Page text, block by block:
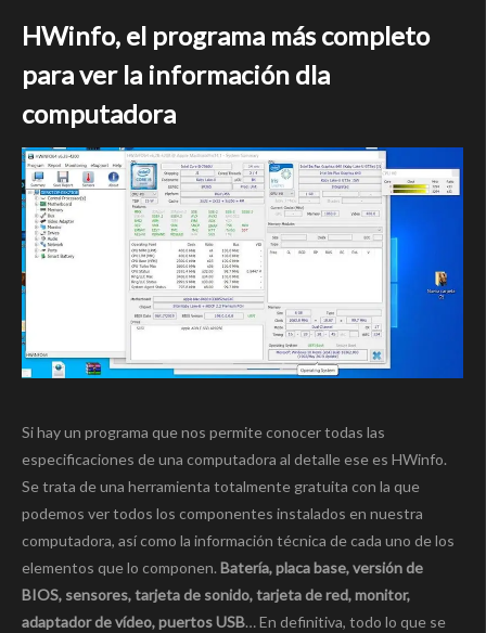
HWinfo, el programa más completo
para ver la información dla
computadora
Si hay un programa que nos permite conocer todas las
especificaciones de una computadora al detalle ese es HWinfo.
Se trata de una herramienta totalmente gratuita con la que
podemos ver todos los componentes instalados en nuestra
computadora, así como la información técnica de cada uno de los
elementos que lo componen. Batería, placa base, versión de
BIOS, sensores, tarjeta de sonido, tarjeta de red, monitor,
adaptador de vídeo, puertos USB… En definitiva, todo lo que se